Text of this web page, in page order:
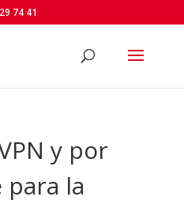
74 41
y por
para la